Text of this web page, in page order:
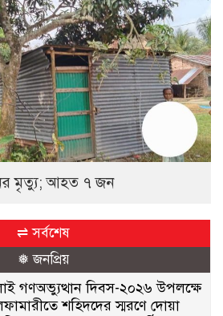
মৃত্যু; আহত ৭ জন
⇌ সর্বশেষ
❅ জনপ্রিয়
গণঅভ্যুত্থান দিবস-২০২৬ উপলক্ষে
শহিদদের স্মরণে দোয়া